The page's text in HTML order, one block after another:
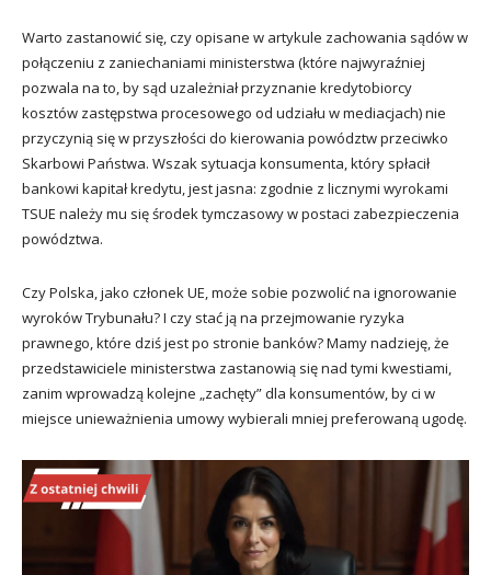
Warto zastanowić się, czy opisane w artykule zachowania sądów w
połączeniu z zaniechaniami ministerstwa (które najwyraźniej
pozwala na to, by sąd uzależniał przyznanie kredytobiorcy
kosztów zastępstwa procesowego od udziału w mediacjach) nie
przyczynią się w przyszłości do kierowania powództw przeciwko
Skarbowi Państwa. Wszak sytuacja konsumenta, który spłacił
bankowi kapitał kredytu, jest jasna: zgodnie z licznymi wyrokami
TSUE należy mu się środek tymczasowy w postaci zabezpieczenia
powództwa.
Czy Polska, jako członek UE, może sobie pozwolić na ignorowanie
wyroków Trybunału? I czy stać ją na przejmowanie ryzyka
prawnego, które dziś jest po stronie banków? Mamy nadzieję, że
przedstawiciele ministerstwa zastanowią się nad tymi kwestiami,
zanim wprowadzą kolejne „zachęty” dla konsumentów, by ci w
miejsce unieważnienia umowy wybierali mniej preferowaną ugodę.